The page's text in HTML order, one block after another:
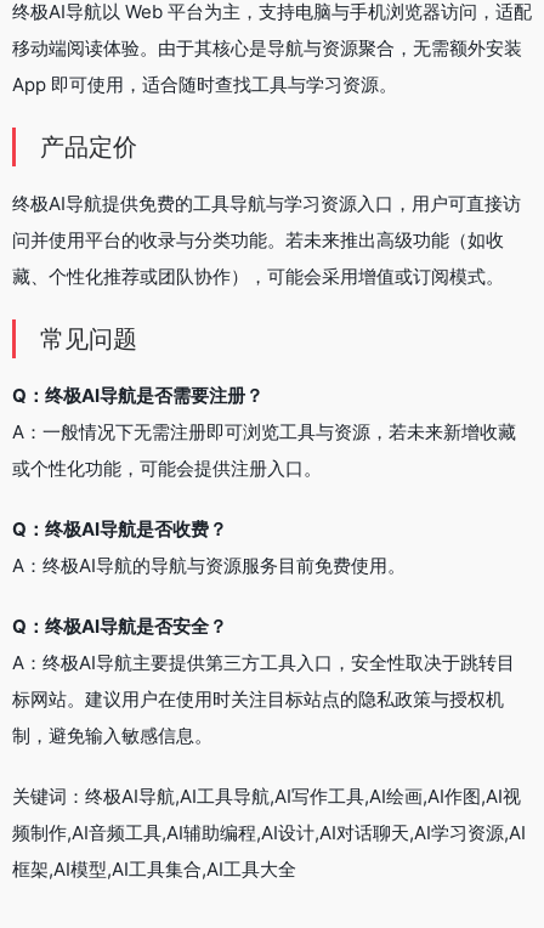
终极AI导航以 Web 平台为主，支持电脑与手机浏览器访问，适配
移动端阅读体验。由于其核心是导航与资源聚合，无需额外安装
App 即可使用，适合随时查找工具与学习资源。
产品定价
终极AI导航提供免费的工具导航与学习资源入口，用户可直接访
问并使用平台的收录与分类功能。若未来推出高级功能（如收
藏、个性化推荐或团队协作），可能会采用增值或订阅模式。
常见问题
Q：终极AI导航是否需要注册？
A：一般情况下无需注册即可浏览工具与资源，若未来新增收藏
或个性化功能，可能会提供注册入口。
Q：终极AI导航是否收费？
A：终极AI导航的导航与资源服务目前免费使用。
Q：终极AI导航是否安全？
A：终极AI导航主要提供第三方工具入口，安全性取决于跳转目
标网站。建议用户在使用时关注目标站点的隐私政策与授权机
制，避免输入敏感信息。
关键词：终极AI导航,AI工具导航,AI写作工具,AI绘画,AI作图,AI视
频制作,AI音频工具,AI辅助编程,AI设计,AI对话聊天,AI学习资源,AI
框架,AI模型,AI工具集合,AI工具大全